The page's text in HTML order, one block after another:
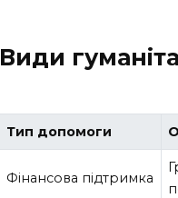
Види
Тип допомоги
Фінансова підтримка